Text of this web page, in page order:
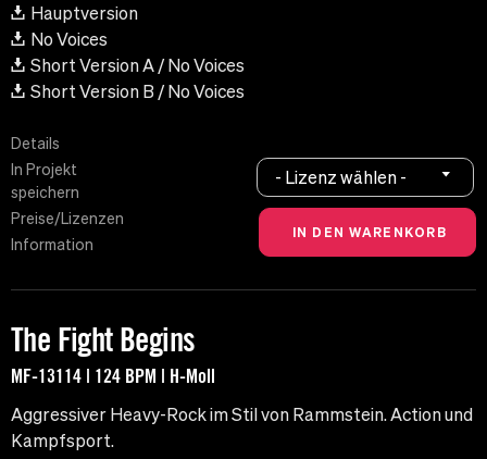
Hauptversion
No Voices
Short Version A / No Voices
Short Version B / No Voices
Details
In Projekt
speichern
Preise/Lizenzen
Information
- Lizenz wählen -
The Fight Begins
MF-13114 | 124 BPM | H-Moll
Aggressiver Heavy-Rock im Stil von Rammstein. Action und
Kampfsport.